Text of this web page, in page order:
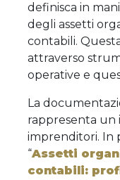
definisca in
degli assetti
contabili.
attraverso
operative e
La
rappresenta un
imprenditori. In
“Assetti
contabili: